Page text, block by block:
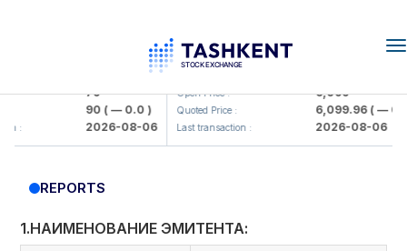
79
90( — 0.0 )
2026-08-06
UZMK (<O'zmetkombinat> AJ)
Open Price : 6,099
Quoted Price : 6,099.96( — 0.0 )
Last transaction : 2026-08-06
REPORTS
1.НАИМЕНОВАНИЕ ЭМИТЕНТА: